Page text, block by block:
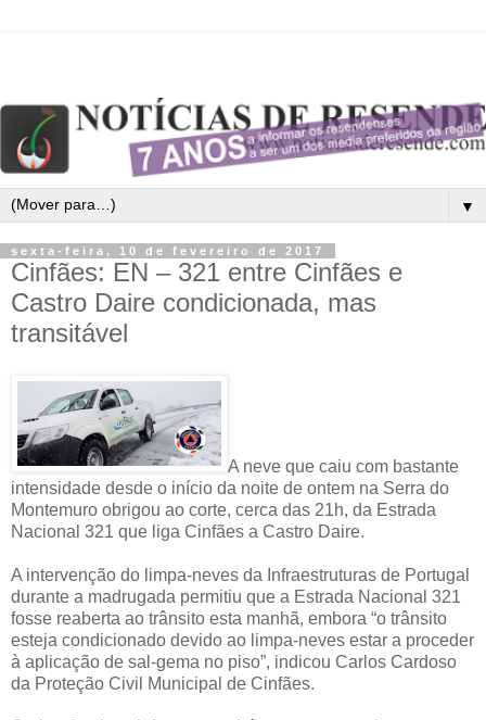
▼
sexta-feira, 10 de fevereiro de 2017
Cinfães: EN – 321 entre Cinfães e
Castro Daire condicionada, mas
transitável
A neve que caiu com bastante
intensidade desde o início da noite de ontem na Serra do
Montemuro obrigou ao corte, cerca das 21h, da Estrada
Nacional 321 que liga Cinfães a Castro Daire.
A intervenção do limpa-neves da Infraestruturas de Portugal
durante a madrugada permitiu que a Estrada Nacional 321
fosse reaberta ao trânsito esta manhã, embora “o trânsito
esteja condicionado devido ao limpa-neves estar a proceder
à aplicação de sal-gema no piso”, indicou Carlos Cardoso
da Proteção Civil Municipal de Cinfães.